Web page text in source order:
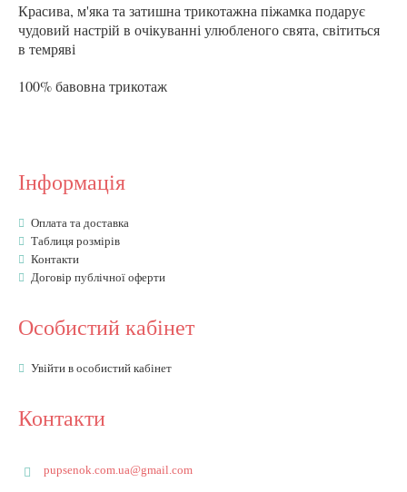
Красива, м'яка та затишна трикотажна піжамка подарує
чудовий настрій в очікуванні улюбленого свята, світиться
в темряві
100% бавовна трикотаж
Інформація
Оплата та доставка
Таблиця розмірів
Контакти
Договір публічної оферти
Особистий кабінет
Увійти в особистий кабінет
Контакти
pupsenok.com.ua@gmail.com